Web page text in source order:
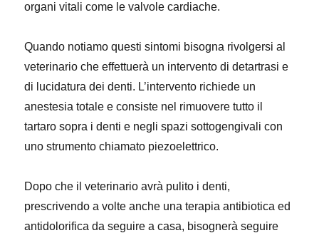
organi vitali come le valvole cardiache.
Quando notiamo questi sintomi bisogna rivolgersi al
veterinario che effettuerà un intervento di detartrasi e
di lucidatura dei denti. L’intervento richiede un
anestesia totale e consiste nel rimuovere tutto il
tartaro sopra i denti e negli spazi sottogengivali con
uno strumento chiamato piezoelettrico.
Dopo che il veterinario avrà pulito i denti,
prescrivendo a volte anche una terapia antibiotica ed
antidolorifica da seguire a casa, bisognerà seguire